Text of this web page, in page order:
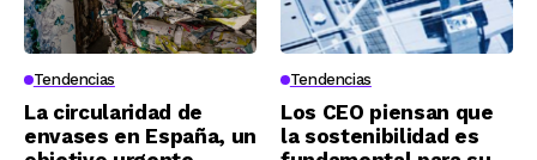
Tendencias
La circularidad de
envases en España, un
Tendencias
Los CEO piensan que
la sostenibilidad es